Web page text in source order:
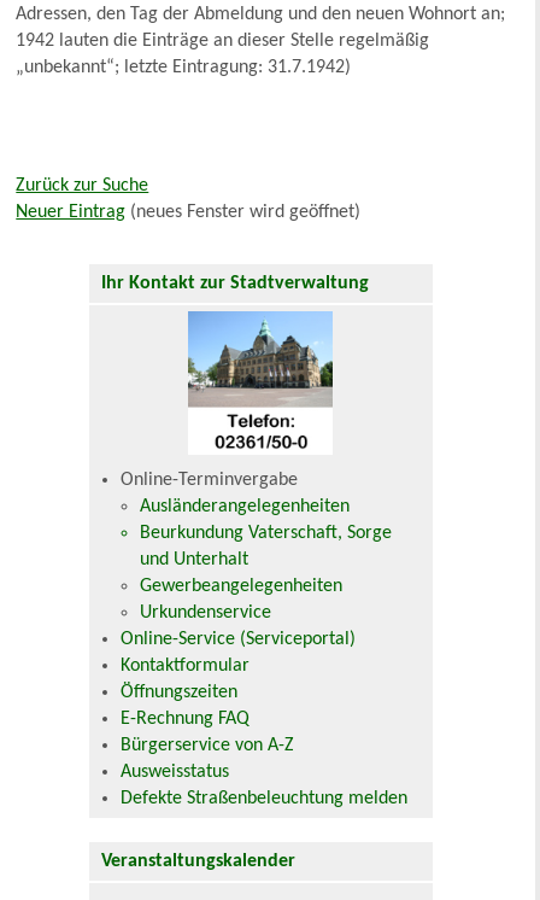
Adressen, den Tag der Abmeldung und den neuen Wohnort an;
1942 lauten die Einträge an dieser Stelle regelmäßig
„unbekannt“; letzte Eintragung: 31.7.1942)
Zurück zur Suche
Neuer Eintrag (neues Fenster wird geöffnet)
Ihr Kontakt zur Stadtverwaltung
Online-Terminvergabe
Ausländerangelegenheiten
Beurkundung Vaterschaft, Sorge
und Unterhalt
Gewerbeangelegenheiten
Urkundenservice
Online-Service (Serviceportal)
Kontaktformular
Öffnungszeiten
E-Rechnung FAQ
Bürgerservice von A-Z
Ausweisstatus
Defekte Straßenbeleuchtung melden
Veranstaltungskalender